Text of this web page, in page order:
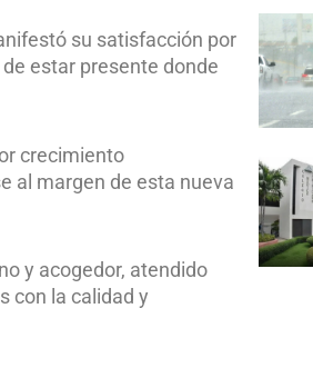
su satisfacción por
estar presente donde
crecimiento
al margen de esta nueva
y acogedor, atendido
con la calidad y